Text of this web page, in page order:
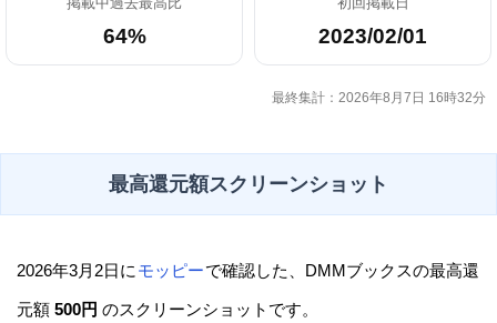
64% 2023/02/01
最終集計：2026年8月7日 16時32分
最高還元額スクリーンショット
2026年3月2日に モッピーで確認した、DMMブックスの最高還
元額 500円 のスクリーンショットです。